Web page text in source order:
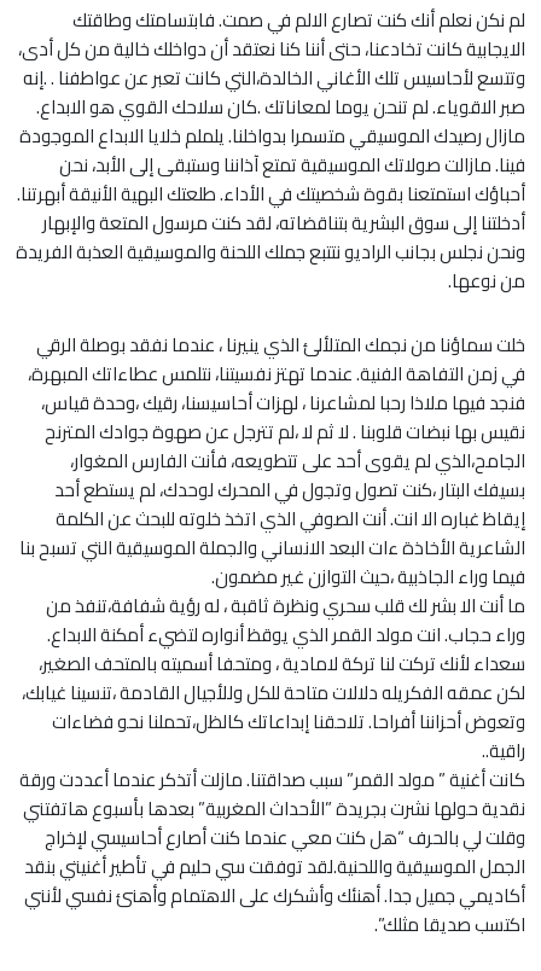
لم نكن نعلم أنك كنت تصارع الالم في صمت. فابتسامتك وطاقتك
الايجابية كانت تخادعنا، حتى أننا كنا نعتقد أن دواخلك خالية من كل أدى،
وتتسع لأحاسيس تلك الأغاني الخالدة،التي كانت تعبر عن عواطفنا . .إنه
صبر الاقوياء. لم تنحن يوما لمعاناتك .كان سلاحك القوي هو الابداع.
مازال رصيدك الموسيقي متسمرا بدواخلنا. يلملم خلايا الابداع الموجودة
فينا. مازالت صولاتك الموسيقية تمتع آذاننا وستبقى إلى الأبد، نحن
أحباؤك استمتعنا بقوة شخصيتك في الأداء. طلعتك البهية الأنيقة أبهرتنا.
أدخلتنا إلى سوق البشرية بتناقضاته، لقد كنت مرسول المتعة والإبهار
ونحن نجلس بجانب الراديو نتتبع جملك اللحنة والموسيقية العذبة الفريدة
من نوعها.
خلت سماؤنا من نجمك المتلألئ الذي ينيرنا ، عندما نفقد بوصلة الرقي
في زمن التفاهة الفنية. عندما تهتز نفسيتنا، نتلمس عطاءاتك المبهرة،
فنجد فيها ملاذا رحبا لمشاعرنا ، لهزات أحاسيسنا، رقيك ،وحدة قياس،
نقيس بها نبضات قلوبنا . لا ثم لا ،لم تترجل عن صهوة جوادك المترنح
الجامح،الذي لم يقوى أحد على تتطويعه، فأنت الفارس المغوار،
بسيفك البتار ،كنت تصول وتجول في المحرك لوحدك، لم يستطع أحد
إيقاظ غباره الا انت. أنت الصوفي الذي اتخذ خلوته للبحث عن الكلمة
الشاعرية الأخاذة ءات البعد الانساني والجملة الموسيقية التي تسبح بنا
فيما وراء الجاذبية ،حيث التوازن غير مضمون.
ما أنت الا بشر لك قلب سحري ونظرة ثاقبة ، له رؤية شفافة،تنفذ من
وراء حجاب. انت مولد القمر الذي يوقظ أنواره لتضيء أمكنة الابداع.
سعداء لأنك تركت لنا تركة لامادية ، ومتحفا أسميته بالمتحف الصغير،
لكن عمقه الفكريله دلالات متاحة للكل وللأجيال القادمة ،تنسينا غيابك،
وتعوض أحزاننا أفراحا. تلاحقنا إبداعاتك كالظل،تحملنا نحو فضاءات
راقية..
كانت أغنية ” مولد القمر” سبب صداقتنا. مازلت أتذكر عندما أعددت ورقة
نقدية حولها نشرت بجريدة ”الأحداث المغربية” بعدها بأسبوع هاتفتني
وقلت لي بالحرف “هل كنت معي عندما كنت أصارع أحاسيسي لإخراج
الجمل الموسيقية واللحنية.لقد توفقت سي حليم في تأطير أغنيتي بنقد
أكاديمي جميل جدا. أهنئك وأشكرك على الاهتمام وأهنئ نفسي لأنني
اكتسب صديقا مثلك”.